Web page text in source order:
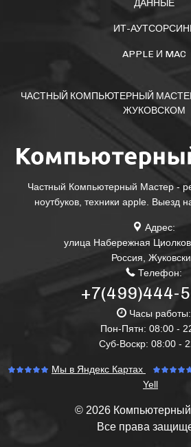
ДАННЫЕ
ИТ-
APPLE И MAC
ЧАСТНЫЙ КОМПЬЮТЕРНЫЙ
ЖУКОВСКОМ
Частный Компьютерный Мастер -
ноутбуков, техники apple. Выезд
Адрес:
улица Набережная
Россия,
Телефон:
+7(499)444-
Часы работы:
Пон-Пятн: 08:00 -
Суб-Воскр: 08:00 -
Мы в Яндекс Картах
Yell
© 2026 Компьютерный
Все права